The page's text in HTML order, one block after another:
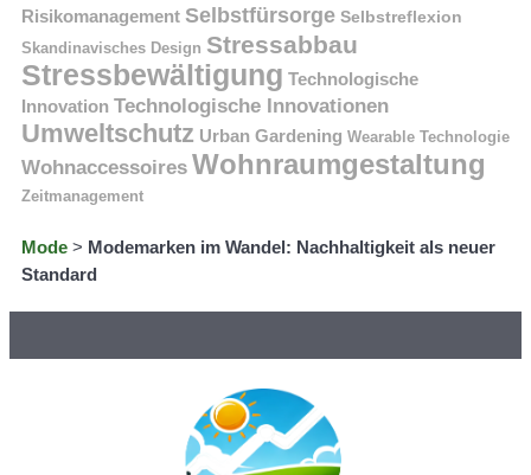
Risikomanagement Selbstfürsorge Selbstreflexion
Skandinavisches Design Stressabbau
Stressbewältigung Technologische
Innovation Technologische Innovationen
Umweltschutz Urban Gardening Wearable Technologie
Wohnaccessoires Wohnraumgestaltung
Zeitmanagement
Mode > Modemarken im Wandel: Nachhaltigkeit als neuer
Standard